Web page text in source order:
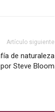
Artículo siguiente
de naturaleza
Steve Bloom